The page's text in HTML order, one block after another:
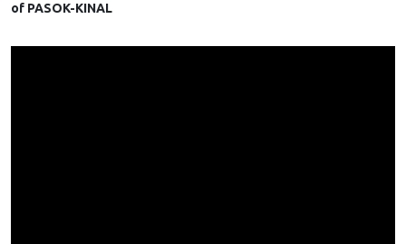
of PASOK-KINAL